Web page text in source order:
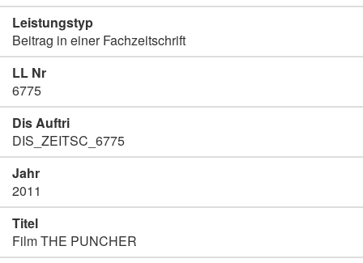
Leistungstyp
Beitrag in einer Fachzeitschrift
LL Nr
6775
Dis Auftri
DIS_ZEITSC_6775
Jahr
2011
Titel
Film THE PUNCHER